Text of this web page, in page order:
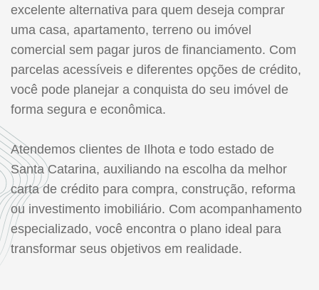
excelente alternativa para quem deseja comprar
uma casa, apartamento, terreno ou imóvel
comercial sem pagar juros de financiamento. Com
parcelas acessíveis e diferentes opções de crédito,
você pode planejar a conquista do seu imóvel de
forma segura e econômica.
Atendemos clientes de Ilhota e todo estado de
Santa Catarina, auxiliando na escolha da melhor
carta de crédito para compra, construção, reforma
ou investimento imobiliário. Com acompanhamento
especializado, você encontra o plano ideal para
transformar seus objetivos em realidade.